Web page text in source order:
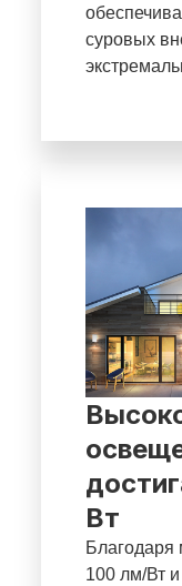
суровых
Вт
Благодаря
100 лм/Вт